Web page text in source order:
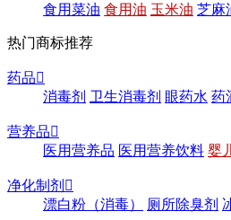
食用菜油 食用油 玉米油 芝麻
热门商标推荐
药品
消毒剂 卫生消毒剂 眼药水 药
营养品
医用营养品 医用营养饮料 婴
净化制剂 
漂白粉（消毒）
厕所除臭剂